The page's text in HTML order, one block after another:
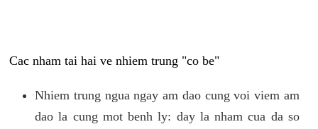
Cac nham tai hai ve nhiem trung "co be"
Nhiem trung ngua ngay am dao cung voi viem am
dao la cung mot benh ly: day la nham cua da so